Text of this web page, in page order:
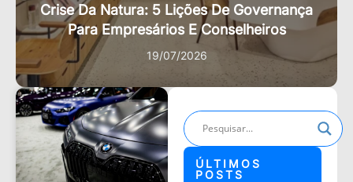
Crise Da Natura: 5 Lições De Governança
Para Empresários E Conselheiros
19/07/2026
ÚLTIMOS
POSTS